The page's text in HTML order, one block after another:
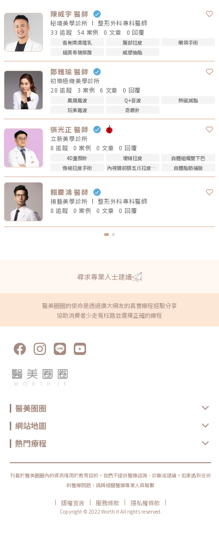
陳威宇 醫師
秘境美學診所 整形外科專科醫師
33 追蹤
54 案例 0 文章 0 回覆
香榭柔滴隆乳 腹部拉皮
眼袋手術
緹奧希玻尿酸
威塑抽脂
鄭雅瑜 醫師
初樂極緻美學診所
28 追蹤
3 案例 6 文章 0 回覆
鳳凰電波 Q+音波
熱磁減脂
玩美電波
奇蹟針
張光正 醫師
立新美學診所
8 追蹤
0 案例 0 文章 0 回覆
4D童顏針 埋線拉皮
自體組織墊下巴
傳統拉皮手術
內視鏡前額五爪拉皮手術 自體脂肪補臉
賴慶鴻 醫師
揚藝美學診所 整形外科專科醫師
8 追蹤
0 案例 0 文章 0 回覆
尋求專業人士建議
醫美圈圈的使命是透過廣大網友的真實療程經驗分享
協助消費者少走冤枉路並選擇正確的療程
醫美圈圈
網站地圖
熱門療程
刊載於醫美圈圈內的資訊僅用於教育目的。我們不提供醫療諮詢、診斷或建議。如果遇到任何
的醫療問題，請與相關醫療專業人員聯繫
| 版權宣告 | 服務條款 | 隱私權條款
|
Copyright © 2022 Worth it All rights reserved.